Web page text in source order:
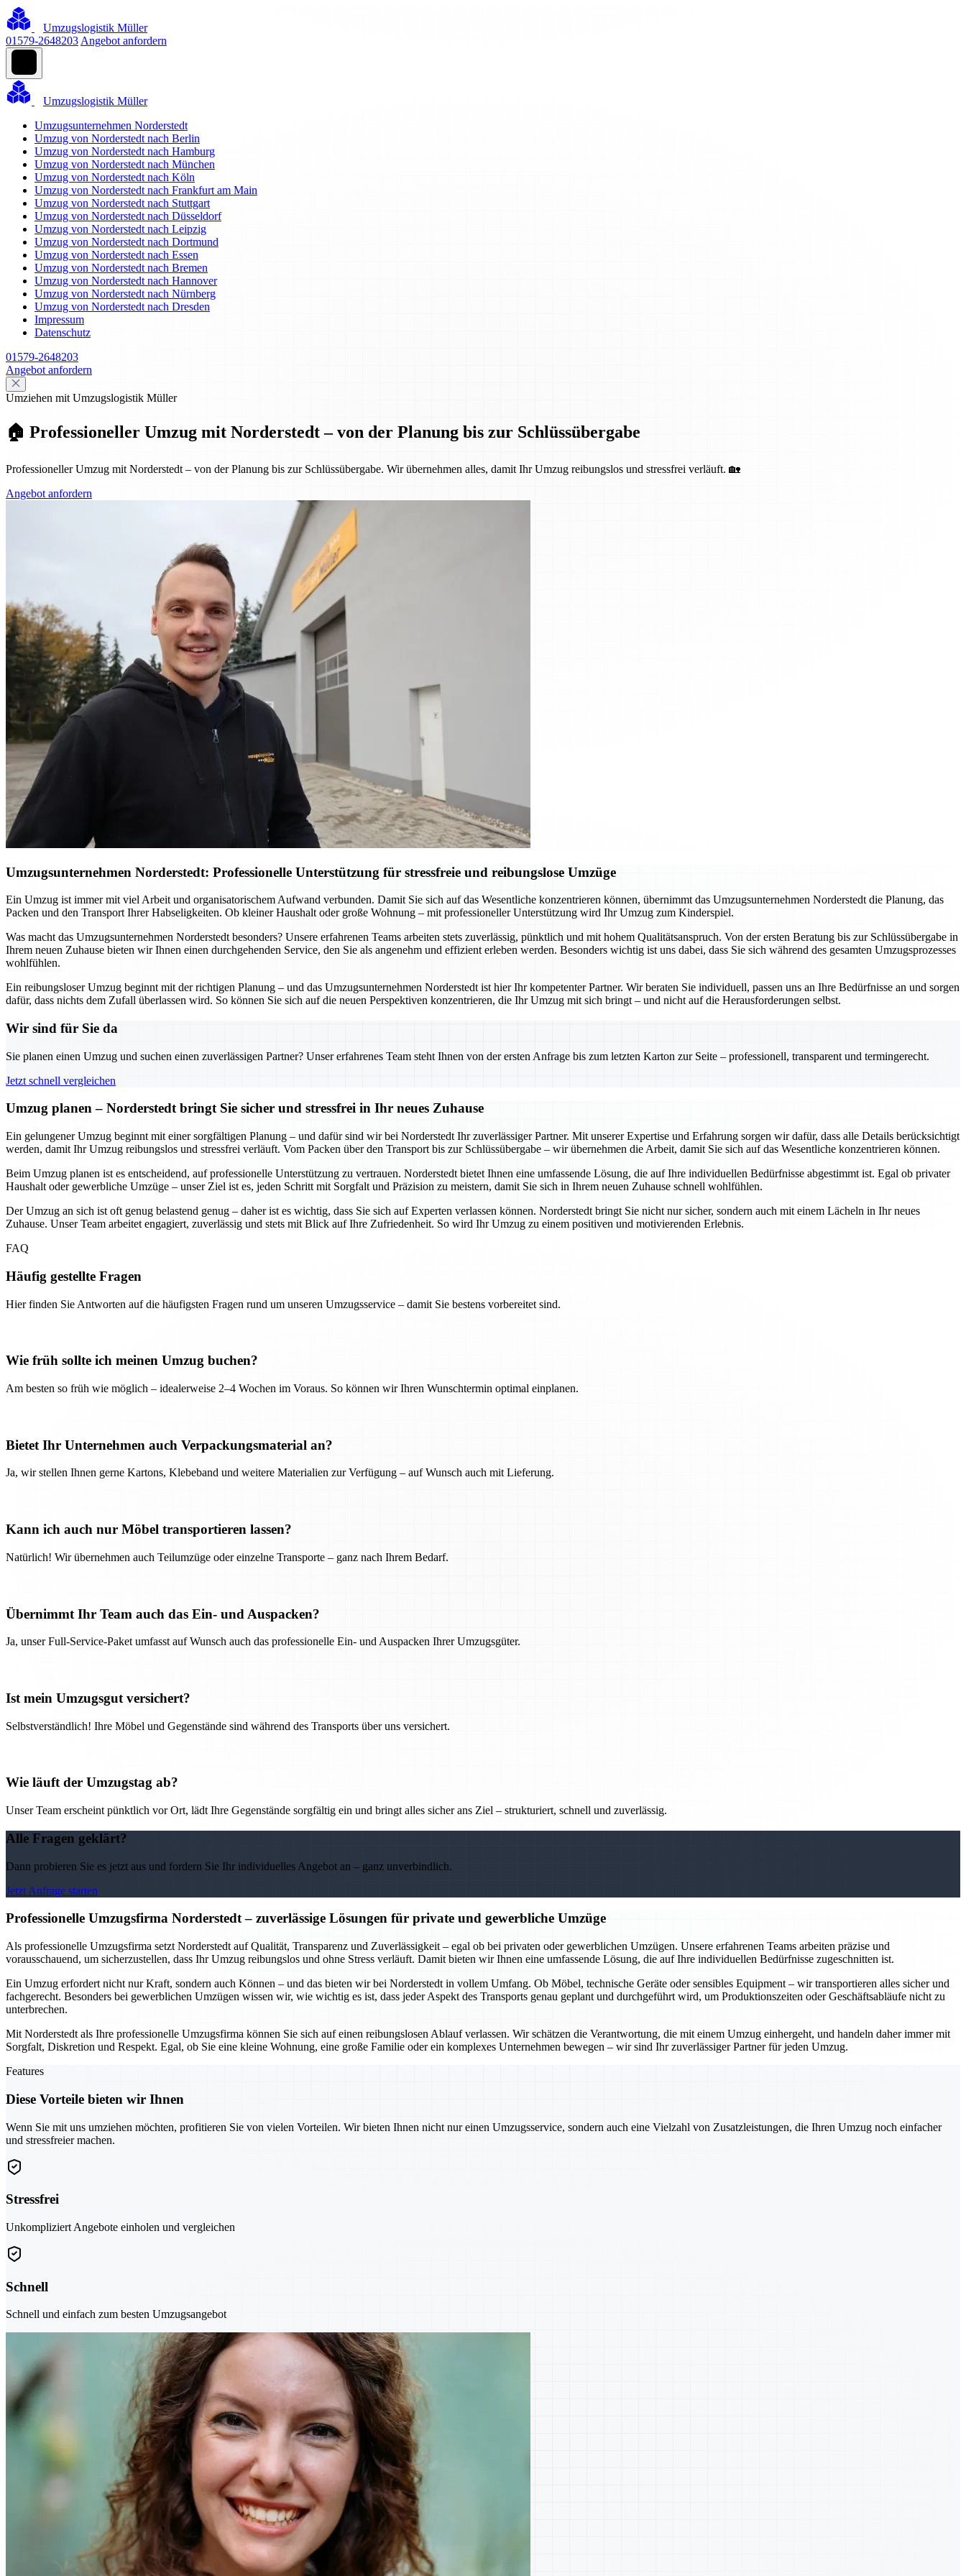
Umzugslogistik Müller
01579-2648203 Angebot anfordern
Umzugslogistik Müller
Umzugsunternehmen Norderstedt
Umzug von Norderstedt nach Berlin
Umzug von Norderstedt nach Hamburg
Umzug von Norderstedt nach München
Umzug von Norderstedt nach Köln
Umzug von Norderstedt nach Frankfurt am Main
Umzug von Norderstedt nach Stuttgart
Umzug von Norderstedt nach Düsseldorf
Umzug von Norderstedt nach Leipzig
Umzug von Norderstedt nach Dortmund
Umzug von Norderstedt nach Essen
Umzug von Norderstedt nach Bremen
Umzug von Norderstedt nach Hannover
Umzug von Norderstedt nach Nürnberg
Umzug von Norderstedt nach Dresden
Impressum
Datenschutz
01579-2648203
Angebot anfordern
Umziehen mit Umzugslogistik Müller
🏠 Professioneller Umzug mit Norderstedt – von der Planung bis zur Schlüssübergabe
Professioneller Umzug mit Norderstedt – von der Planung bis zur Schlüssübergabe. Wir übernehmen alles, damit Ihr Umzug reibungslos und stressfrei verläuft. 🏡
Angebot anfordern
Umzugsunternehmen Norderstedt: Professionelle Unterstützung für stressfreie und reibungslose Umzüge
Ein Umzug ist immer mit viel Arbeit und organisatorischem Aufwand verbunden. Damit Sie sich auf das Wesentliche konzentrieren können, übernimmt das Umzugsunternehmen Norderstedt die Planung, das
Packen und den Transport Ihrer Habseligkeiten. Ob kleiner Haushalt oder große Wohnung – mit professioneller Unterstützung wird Ihr Umzug zum Kinderspiel.
Was macht das Umzugsunternehmen Norderstedt besonders? Unsere erfahrenen Teams arbeiten stets zuverlässig, pünktlich und mit hohem Qualitätsanspruch. Von der ersten Beratung bis zur Schlüssübergabe in
Ihrem neuen Zuhause bieten wir Ihnen einen durchgehenden Service, den Sie als angenehm und effizient erleben werden. Besonders wichtig ist uns dabei, dass Sie sich während des gesamten Umzugsprozesses
wohlfühlen.
Ein reibungsloser Umzug beginnt mit der richtigen Planung – und das Umzugsunternehmen Norderstedt ist hier Ihr kompetenter Partner. Wir beraten Sie individuell, passen uns an Ihre Bedürfnisse an und sorgen
dafür, dass nichts dem Zufall überlassen wird. So können Sie sich auf die neuen Perspektiven konzentrieren, die Ihr Umzug mit sich bringt – und nicht auf die Herausforderungen selbst.
Wir sind für Sie da
Sie planen einen Umzug und suchen einen zuverlässigen Partner? Unser erfahrenes Team steht Ihnen von der ersten Anfrage bis zum letzten Karton zur Seite – professionell, transparent und termingerecht.
Jetzt schnell vergleichen
Umzug planen – Norderstedt bringt Sie sicher und stressfrei in Ihr neues Zuhause
Ein gelungener Umzug beginnt mit einer sorgfältigen Planung – und dafür sind wir bei Norderstedt Ihr zuverlässiger Partner. Mit unserer Expertise und Erfahrung sorgen wir dafür, dass alle Details berücksichtigt
werden, damit Ihr Umzug reibungslos und stressfrei verläuft. Vom Packen über den Transport bis zur Schlüssübergabe – wir übernehmen die Arbeit, damit Sie sich auf das Wesentliche konzentrieren können.
Beim Umzug planen ist es entscheidend, auf professionelle Unterstützung zu vertrauen. Norderstedt bietet Ihnen eine umfassende Lösung, die auf Ihre individuellen Bedürfnisse abgestimmt ist. Egal ob privater
Haushalt oder gewerbliche Umzüge – unser Ziel ist es, jeden Schritt mit Sorgfalt und Präzision zu meistern, damit Sie sich in Ihrem neuen Zuhause schnell wohlfühlen.
Der Umzug an sich ist oft genug belastend genug – daher ist es wichtig, dass Sie sich auf Experten verlassen können. Norderstedt bringt Sie nicht nur sicher, sondern auch mit einem Lächeln in Ihr neues
Zuhause. Unser Team arbeitet engagiert, zuverlässig und stets mit Blick auf Ihre Zufriedenheit. So wird Ihr Umzug zu einem positiven und motivierenden Erlebnis.
FAQ
Häufig gestellte Fragen
Hier finden Sie Antworten auf die häufigsten Fragen rund um unseren Umzugsservice – damit Sie bestens vorbereitet sind.
Wie früh sollte ich meinen Umzug buchen?
Am besten so früh wie möglich – idealerweise 2–4 Wochen im Voraus. So können wir Ihren Wunschtermin optimal einplanen.
Bietet Ihr Unternehmen auch Verpackungsmaterial an?
Ja, wir stellen Ihnen gerne Kartons, Klebeband und weitere Materialien zur Verfügung – auf Wunsch auch mit Lieferung.
Kann ich auch nur Möbel transportieren lassen?
Natürlich! Wir übernehmen auch Teilumzüge oder einzelne Transporte – ganz nach Ihrem Bedarf.
Übernimmt Ihr Team auch das Ein- und Auspacken?
Ja, unser Full-Service-Paket umfasst auf Wunsch auch das professionelle Ein- und Auspacken Ihrer Umzugsgüter.
Ist mein Umzugsgut versichert?
Selbstverständlich! Ihre Möbel und Gegenstände sind während des Transports über uns versichert.
Wie läuft der Umzugstag ab?
Unser Team erscheint pünktlich vor Ort, lädt Ihre Gegenstände sorgfältig ein und bringt alles sicher ans Ziel – strukturiert, schnell und zuverlässig.
Alle Fragen geklärt?
Dann probieren Sie es jetzt aus und fordern Sie Ihr individuelles Angebot an – ganz unverbindlich.
Jetzt Anfrage starten
Professionelle Umzugsfirma Norderstedt – zuverlässige Lösungen für private und gewerbliche Umzüge
Als professionelle Umzugsfirma setzt Norderstedt auf Qualität, Transparenz und Zuverlässigkeit – egal ob bei privaten oder gewerblichen Umzügen. Unsere erfahrenen Teams arbeiten präzise und
vorausschauend, um sicherzustellen, dass Ihr Umzug reibungslos und ohne Stress verläuft. Damit bieten wir Ihnen eine umfassende Lösung, die auf Ihre individuellen Bedürfnisse zugeschnitten ist.
Ein Umzug erfordert nicht nur Kraft, sondern auch Können – und das bieten wir bei Norderstedt in vollem Umfang. Ob Möbel, technische Geräte oder sensibles Equipment – wir transportieren alles sicher und
fachgerecht. Besonders bei gewerblichen Umzügen wissen wir, wie wichtig es ist, dass jeder Aspekt des Transports genau geplant und durchgeführt wird, um Produktionszeiten oder Geschäftsabläufe nicht zu
unterbrechen.
Mit Norderstedt als Ihre professionelle Umzugsfirma können Sie sich auf einen reibungslosen Ablauf verlassen. Wir schätzen die Verantwortung, die mit einem Umzug einhergeht, und handeln daher immer mit
Sorgfalt, Diskretion und Respekt. Egal, ob Sie eine kleine Wohnung, eine große Familie oder ein komplexes Unternehmen bewegen – wir sind Ihr zuverlässiger Partner für jeden Umzug.
Features
Diese Vorteile bieten wir Ihnen
Wenn Sie mit uns umziehen möchten, profitieren Sie von vielen Vorteilen. Wir bieten Ihnen nicht nur einen Umzugsservice, sondern auch eine Vielzahl von Zusatzleistungen, die Ihren Umzug noch einfacher
und stressfreier machen.
Stressfrei
Unkompliziert Angebote einholen und vergleichen
Schnell
Schnell und einfach zum besten Umzugsangebot